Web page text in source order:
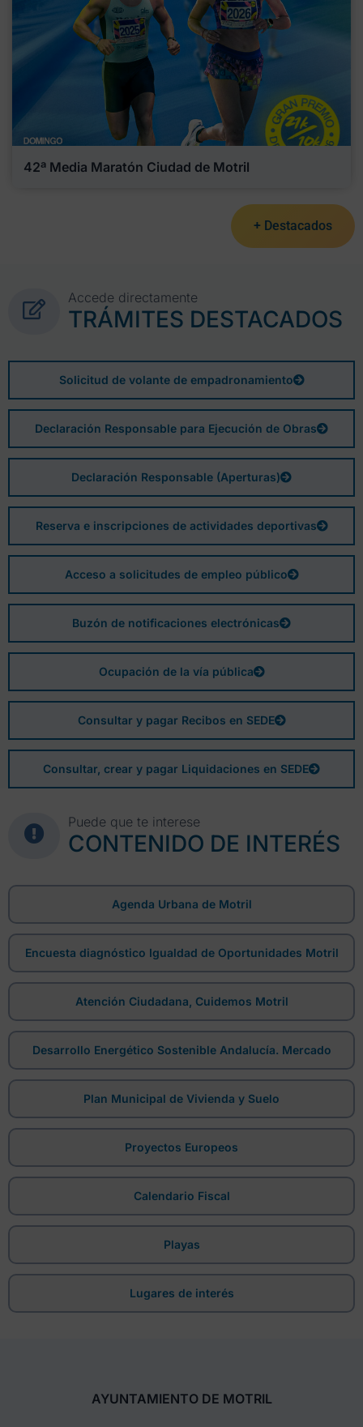
42ª Media Maratón Ciudad de Motril
+ Destacados
Accede directamente
TRÁMITES DESTACADOS
Solicitud de volante de empadronamiento
Declaración Responsable para Ejecución de Obras
Declaración Responsable (Aperturas)
Reserva e inscripciones de actividades deportivas
Acceso a solicitudes de empleo público
Buzón de notificaciones electrónicas
Ocupación de la vía pública
Consultar y pagar Recibos en SEDE
Consultar, crear y pagar Liquidaciones en SEDE
Puede que te interese
CONTENIDO DE INTERÉS
Agenda Urbana de Motril
Encuesta diagnóstico Igualdad de Oportunidades Motril
Atención Ciudadana, Cuidemos Motril
Desarrollo Energético Sostenible Andalucía. Mercado
Plan Municipal de Vivienda y Suelo
Proyectos Europeos
Calendario Fiscal
Playas
Lugares de interés
AYUNTAMIENTO DE MOTRIL